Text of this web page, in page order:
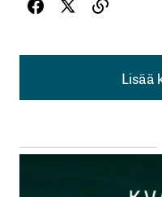
Lisää
Lisää